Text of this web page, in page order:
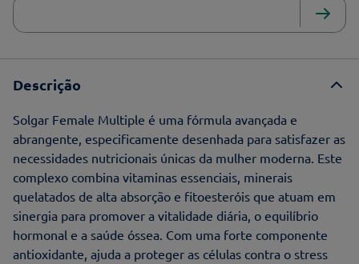
Descrição
Solgar Female Multiple é uma fórmula avançada e
abrangente, especificamente desenhada para satisfazer as
necessidades nutricionais únicas da mulher moderna. Este
complexo combina vitaminas essenciais, minerais
quelatados de alta absorção e fitoesteróis que atuam em
sinergia para promover a vitalidade diária, o equilíbrio
hormonal e a saúde óssea. Com uma forte componente
antioxidante, ajuda a proteger as células contra o stress